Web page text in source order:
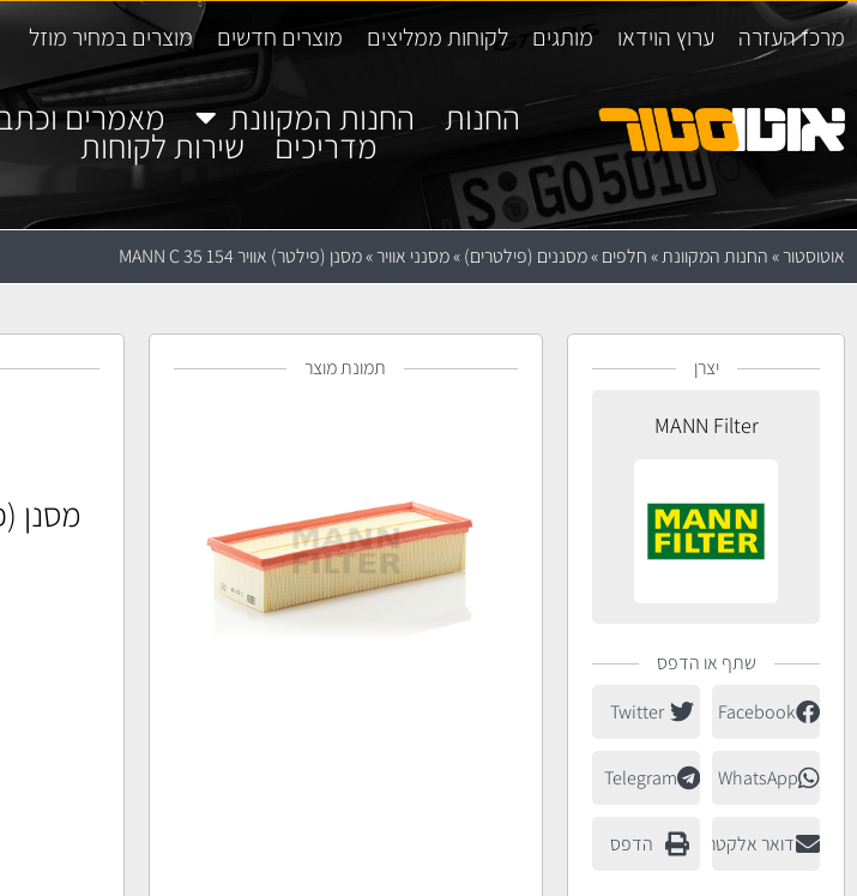
מרכז העזרה ערוץ הוידאו מותגים לקוחות ממליצים מוצרים חדשים מוצרים במחיר מוזל
החנות החנות המקוונת מאמרים
מדריכים שירות לקוחות
אוטוסטור»החנות המקוונת»חלפים»מסננים (פילטרים)»מסנני אוויר»מסנן (פילטר) אוויר MANN C 35 154
יצרן
MANN Filter
שתף או הדפס
Facebook
Twitter
WhatsApp
Telegram
דואר אלקטרוני הדפס
תמונת מוצר